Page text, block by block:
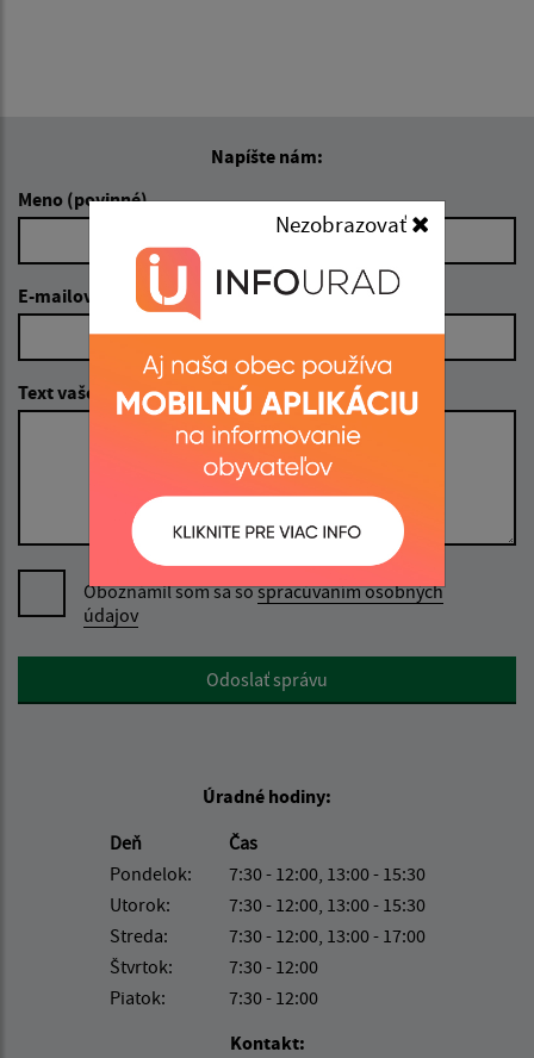
Napíšte nám:
Meno (povinné)
E-mailová adresa (povinné)
Text vašej správy (povinné)
Oboznámil som sa sospracúvaním osobných
údajov
Google reCaptcha ResponseOdoslať správu
Úradné hodiny:
Deň
Čas
Pondelok:
7:30 - 12:00, 13:00 - 15:30
Utorok:
7:30 - 12:00, 13:00 - 15:30
Streda:
7:30 - 12:00, 13:00 - 17:00
Štvrtok:
7:30 - 12:00
Piatok:
7:30 - 12:00
Kontakt:
Nezobrazovať